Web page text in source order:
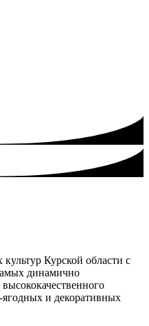
Курской области с
динамично
ягодных и декоративных